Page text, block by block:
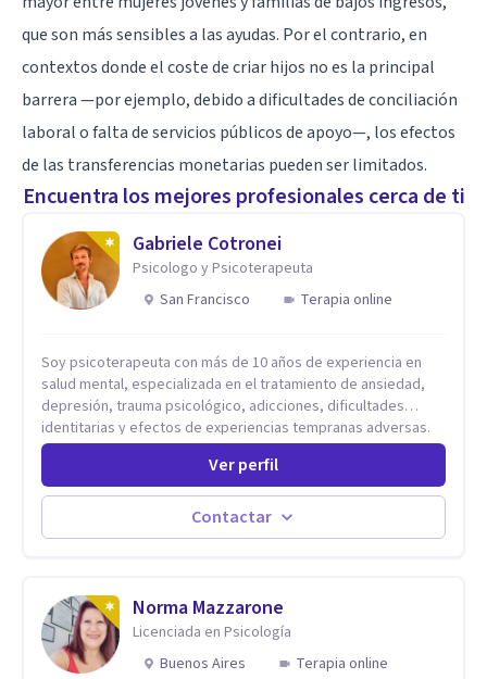
que son más sensibles a las ayudas. Por el contrario, en
contextos donde el coste de criar hijos no es la principal
barrera —por ejemplo, debido a dificultades de conciliación
laboral o falta de servicios públicos de apoyo—, los efectos
de las transferencias monetarias pueden ser limitados.
Encuentra los mejores profesionales cerca de ti
Gabriele Cotronei
Psicologo y Psicoterapeuta
San Francisco
Terapia online
Soy psicoterapeuta con más de 10 años de experiencia en
salud mental, especializada en el tratamiento de ansiedad,
depresión, trauma psicológico, adicciones, dificultades
identitarias y efectos de experiencias tempranas adversas.
Ofrezco un espacio terapéutico seguro, confidencial y
profundamente humano, donde el dolor emocional puede
transformarse en autoconocimiento, regulación emocional y
psicoanálisis, terapia somática y de trauma, psicología
Psicología Analítica Junguiana. Mi abordaje también incorpora
perspectivas interculturales, ecopsicología y el trabajo
simbólico con el inconsciente, entendiendo que cada
proceso terapéutico es único y requiere una mirada
Ver perfil
Contactar
Norma Mazzarone
Licenciada en Psicología
Buenos Aires
Terapia online